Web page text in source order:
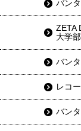
バン
ZETA
大学部
バン
レコ
バン